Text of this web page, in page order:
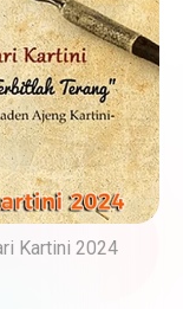
Kartini 2024